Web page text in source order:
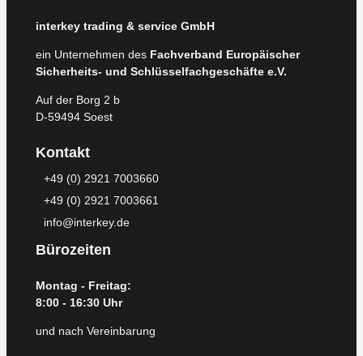
interkey trading & service GmbH
ein Unternehmen des Fachverband Europäischer
Sicherheits- und Schlüsselfachgeschäfte e.V.
Auf der Borg 2 b
D-59494 Soest
Kontakt
+49 (0) 2921 7003660
+49 (0) 2921 7003661
info@interkey.de
Bürozeiten
Montag - Freitag:
8:00 - 16:30 Uhr
und nach Vereinbarung